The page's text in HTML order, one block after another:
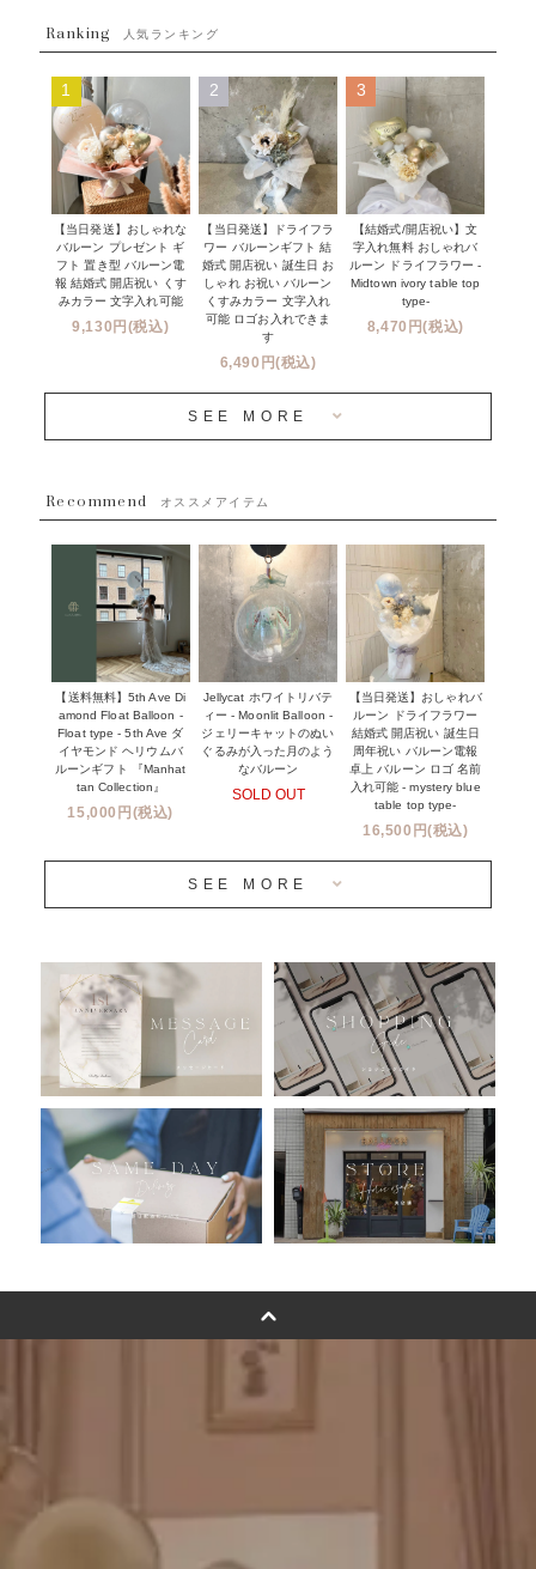
ムーンリットバルーン
コンフェッティバルーン
フリンジバルーン
デコレーションセット
プロップスバルーン
オプション
成人式・卒業式・入学式バルーンブーケ
開店・周年祝い
発表会・劇場
その他お祝い
クリスマス
新商品
~３０００円
~５５００円
１１０００円以上
NEW YORK MIND - ニューヨークスタイルバルーン
※コンフェッティバルーン -プリント内容-
発送について
Q&A
メッセージカード・電報について
オーダーメイドについて
セミオーダーについて
フリンジバルーンについて
コンフェッティバルーンについて
ハワイウェディングサービス
企業・法人様
ウェディングコンフェッティバルーン特集
実店舗について -大阪 堀江店・名古屋 星ヶ丘店・滋賀 配送
センター店・沖縄 嘉手納基地店-
プリントサービス
前撮り写真バルーン特集
姉妹店＆関連ショップについて
安心のチャビーバルーン
おすすめ商品
バルーン自動販売機
浮くバルーンオーダーメイド - coming soonn -
卓上バルーンオーダーメイド
ムーンリットバルーンについて
その他オーダーメイド
バルーンフラワーブーケについて
プリントフォント詳細＆使用例
お知らせ
成人式バルーン特集
Ranking 人気ランキング
1
【当日発送】おしゃれな
バルーン プレゼント ギ
フト 置き型 バルーン電
報 結婚式 開店祝い くす
みカラー 文字入れ可能
9,130円(税込)
2
【当日発送】ドライフラ
ワー バルーンギフト 結
婚式 開店祝い 誕生日 お
しゃれ お祝い バルーン
くすみカラー 文字入れ
可能 ロゴお入れできま
す
6,490円(税込)
3
【結婚式/開店祝い】文
字入れ無料 おしゃれバ
ルーン ドライフラワー -
Midtown ivory table top
type-
8,470円(税込)
SEE MORE
Recommend オススメアイテム
【送料無料】5th Ave Di
amond Float Balloon -
Float type - 5th Ave ダ
イヤモンド ヘリウムバ
ルーンギフト 『Manhat
tan Collection』
15,000円(税込)
Jellycat ホワイトリバテ
ィー - Moonlit Balloon -
ジェリーキャットのぬい
ぐるみが入った月のよう
なバルーン
SOLD OUT
【当日発送】おしゃれバ
ルーン ドライフラワー
結婚式 開店祝い 誕生日
周年祝い バルーン電報
卓上 バルーン ロゴ 名前
入れ可能 - mystery blue
table top type-
16,500円(税込)
SEE MORE